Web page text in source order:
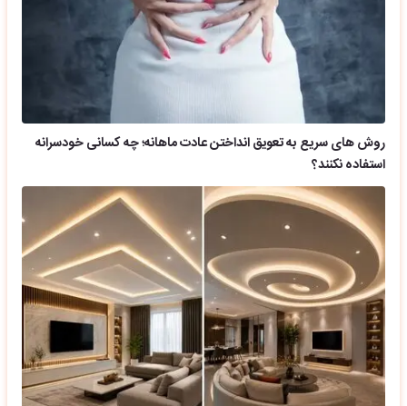
روش های سریع به تعویق انداختن عادت ماهانه؛ چه کسانی خودسرانه
استفاده نکنند؟